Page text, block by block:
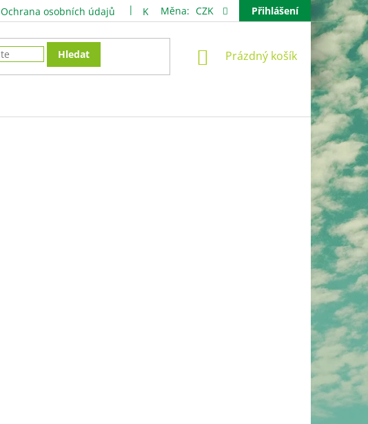
Ochrana osobních údajů Kontakty
Měna: CZK Přihlášení
Hledat
NÁKUPNÍ
Prázdný košík